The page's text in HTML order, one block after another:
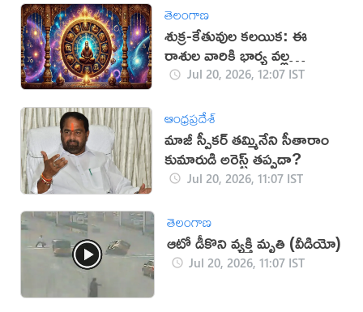
తెలంగాణ
శుక్ర-కేతువుల కలయిక: ఈ
రాశుల వారికి భార్య వల్ల
అదృష్టం!
Jul 20, 2026, 12:07 IST
ఆంధ్రప్రదేశ్
మాజీ స్పీకర్ తమ్మినేని సీతారాం
కుమారుడి అరెస్ట్ తప్పదా?
Jul 20, 2026, 11:07 IST
తెలంగాణ
ఆటో డీకొని వ్యక్తి మృతి (వీడియో)
Jul 20, 2026, 11:07 IST